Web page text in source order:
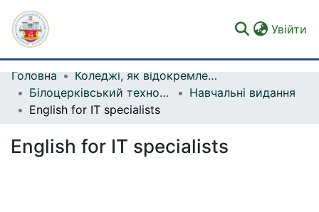
Увійти
Фонди та зібрання
Пошук за критеріями
Статистика
Головна
Коледжі, як відокремлені структурні підрозділи
Білоцерківський технолого-економічний коледж
Навчальні видання
English for IT specialists
English for IT specialists